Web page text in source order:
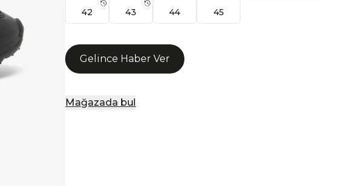
42 43 44 45
Gelince Haber Ver
Mağazada bul